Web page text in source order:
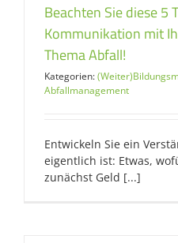
Beachten Sie diese 5
Kommunikation mit
Thema Abfall!
Kategorien:
Abfallmanagement
Entwickeln Sie ein
eigentlich ist: Etwas,
zunächst Geld [...]